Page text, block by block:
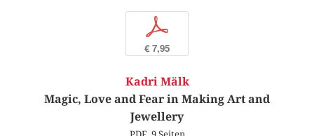
p
€ 7,95
Kadri Mälk
Magic, Love and Fear in Making Art and
Jewellery